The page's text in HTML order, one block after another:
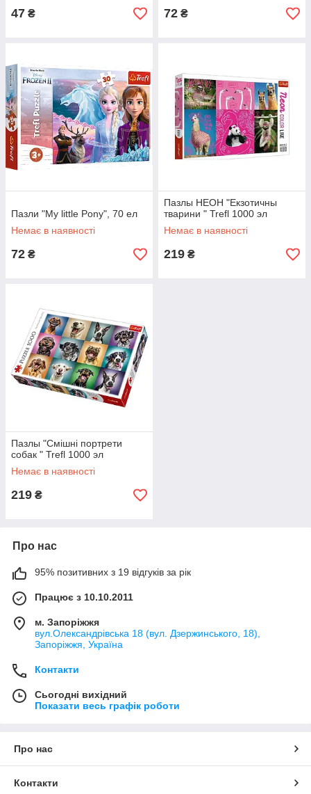
47 ₴ 72 ₴
Пазли "My little Pony", 70 ел
Немає в наявності
72 ₴
Пазлы НЕОН "Екзотичны
тварини " Trefl 1000 эл
Немає в наявності
219 ₴
Пазлы "Смішні портрети
собак " Trefl 1000 эл
Немає в наявності
219 ₴
Про нас
95% позитивних з 19 відгуків за рік
Працює з 10.10.2011
м. Запоріжжя
вул.Олександрівська 18 (вул. Дзержинського, 18),
Запоріжжя, Україна
Контакти
Сьогодні вихідний
Показати весь графік роботи
Про нас
Контакти